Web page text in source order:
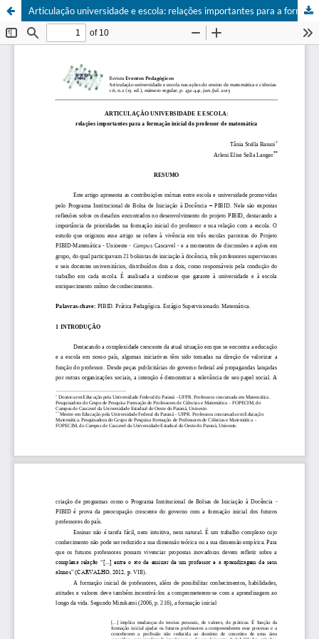
Articulação universidade e escola: relações importantes para a formação inicial do professor de matemática